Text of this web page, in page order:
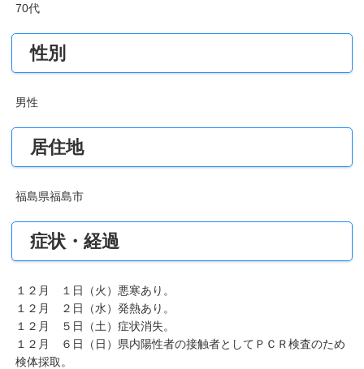
70代
性別
男性
居住地
福島県福島市
症状・経過
１２月 １日（火）悪寒あり。
１２月 ２日（水）発熱あり。
１２月 ５日（土）症状消失。
１２月 ６日（日）県内陽性者の接触者としてＰＣＲ検査のため
検体採取。